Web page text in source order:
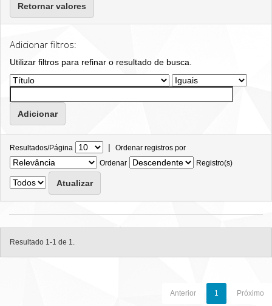
Retornar valores
Adicionar filtros:
Utilizar filtros para refinar o resultado de busca.
Resultados/Página | Ordenar registros por
Ordenar
Registro(s)
Resultado 1-1 de 1.
Anterior 1 Próximo